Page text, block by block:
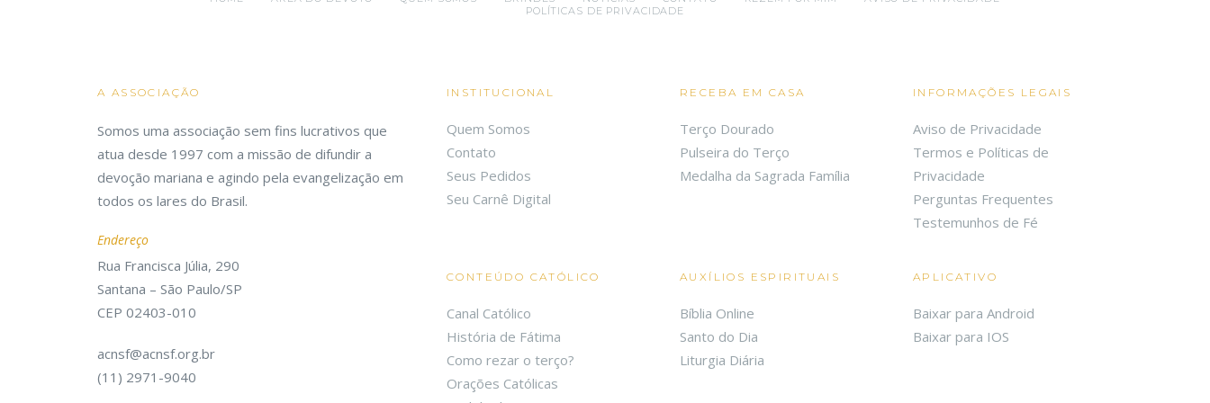
POLÍTICAS DE PRIVACIDADE
A ASSOCIAÇÃO
Somos uma associação sem fins lucrativos que
atua desde 1997 com a missão de difundir a
devoção mariana e agindo pela evangelização em
todos os lares do Brasil.
Endereço
Rua Francisca Júlia, 290
Santana – São Paulo/SP
CEP 02403-010
acnsf@acnsf.org.br
(11) 2971-9040
INSTITUCIONAL
Quem Somos
Contato
Seus Pedidos
Seu Carnê Digital
RECEBA EM CASA
Terço Dourado
Pulseira do Terço
Medalha da Sagrada Família
INFORMAÇÕES LEGAIS
Aviso de Privacidade
Termos e Políticas de
Privacidade
Perguntas Frequentes
Testemunhos de Fé
CONTEÚDO CATÓLICO
Canal Católico
História de Fátima
Como rezar o terço?
Orações Católicas
AUXÍLIOS ESPIRITUAIS
Bíblia Online
Santo do Dia
Liturgia Diária
APLICATIVO
Baixar para Android
Baixar para IOS